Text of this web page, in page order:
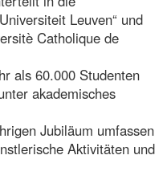
Leuven“ und
Catholique de
als 60.000 Studenten
akademisches
Jubiläum umfassen
Aktivitäten und